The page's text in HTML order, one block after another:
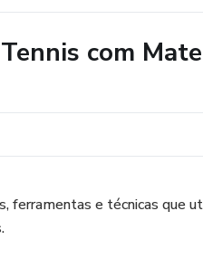
com
ferramentas e técnicas que